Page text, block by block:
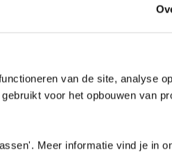
van de site, analyse
voor het opbouwen van
Meer informatie vind je in